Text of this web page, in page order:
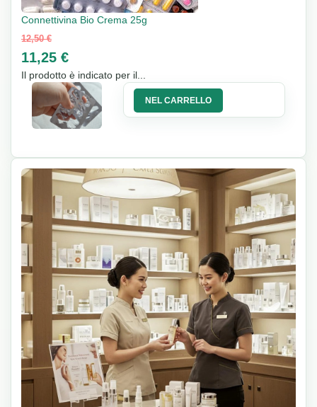
Connettivina Bio Crema 25g
12,50 €
11,25 €
Il prodotto è indicato per il...
NEL CARRELLO